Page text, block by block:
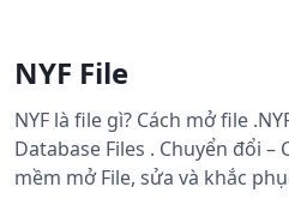
NYF File
NYF là file gì? Cách mở file
Database Files . Chuyển đổi –
mềm mở File, sửa và khắc